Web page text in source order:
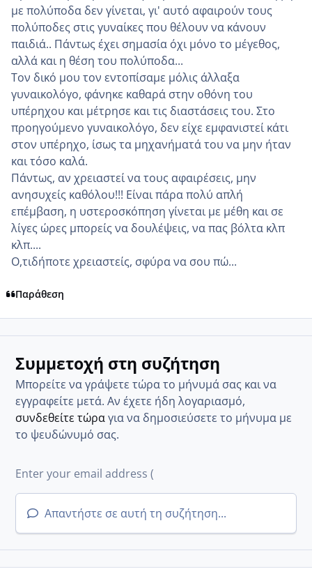
με πολύποδα δεν γίνεται, γι' αυτό αφαιρούν τους
πολύποδες στις γυναίκες που θέλουν να κάνουν
παιδιά.. Πάντως έχει σημασία όχι μόνο το μέγεθος,
αλλά και η θέση του πολύποδα...
Τον δικό μου τον εντοπίσαμε μόλις άλλαξα
γυναικολόγο, φάνηκε καθαρά στην οθόνη του
υπέρηχου και μέτρησε και τις διαστάσεις του. Στο
προηγούμενο γυναικολόγο, δεν είχε εμφανιστεί κάτι
στον υπέρηχο, ίσως τα μηχανήματά του να μην ήταν
και τόσο καλά.
Πάντως, αν χρειαστεί να τους αφαιρέσεις, μην
ανησυχείς καθόλου!!! Είναι πάρα πολύ απλή
επέμβαση, η υστεροσκόπηση γίνεται με μέθη και σε
λίγες ώρες μπορείς να δουλέψεις, να πας βόλτα κλπ
κλπ....
Ο,τιδήποτε χρειαστείς, σφύρα να σου πώ...
Παράθεση
Συμμετοχή στη συζήτηση
Μπορείτε να γράψετε τώρα το μήνυμά σας και να
εγγραφείτε μετά. Αν έχετε ήδη λογαριασμό,
συνδεθείτε τώραγια να δημοσιεύσετε το μήνυμα με
το ψευδώνυμό σας.
Απαντήστε σε αυτή τη συζήτηση...